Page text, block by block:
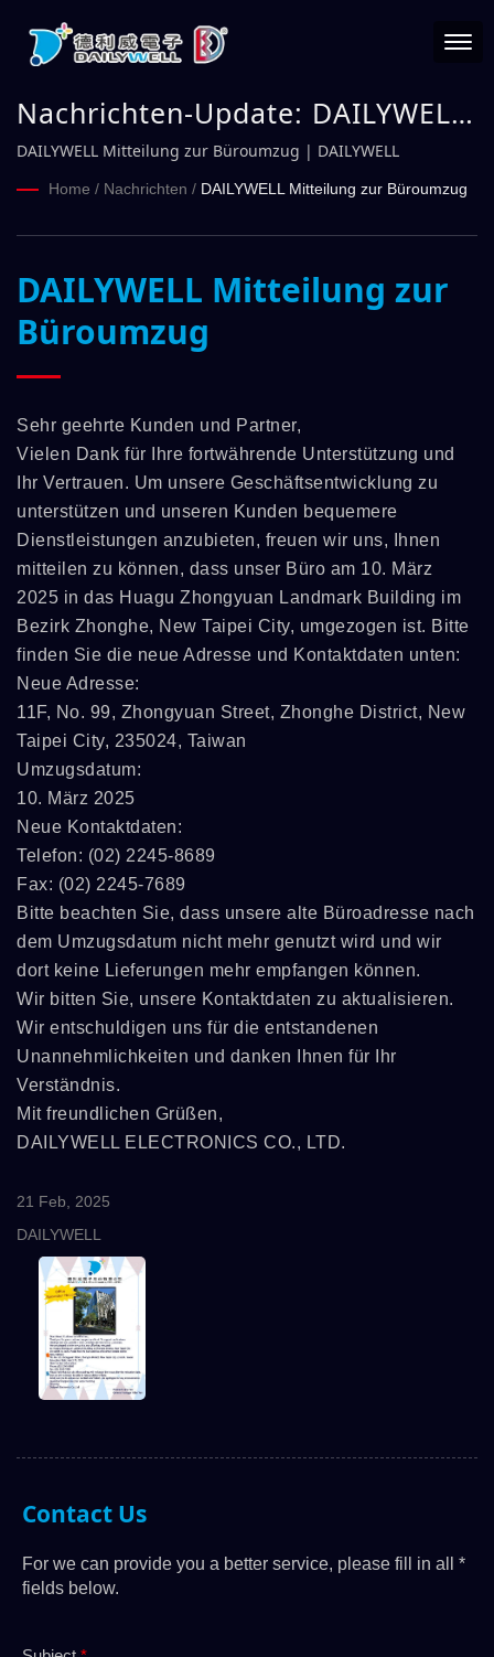
Nachrichten-Update: DAILYWELL
Mitteilung zur Büroumzug |
DAILYWELL
DAILYWELL Mitteilung zur Büroumzug | DAILYWELL
Home / Nachrichten / DAILYWELL Mitteilung zur Büroumzug
DAILYWELL Mitteilung zur
Büroumzug
Sehr geehrte Kunden und Partner,
Vielen Dank für Ihre fortwährende Unterstützung und
Ihr Vertrauen. Um unsere Geschäftsentwicklung zu
unterstützen und unseren Kunden bequemere
Dienstleistungen anzubieten, freuen wir uns, Ihnen
mitteilen zu können, dass unser Büro am 10. März
2025 in das Huagu Zhongyuan Landmark Building im
Bezirk Zhonghe, New Taipei City, umgezogen ist. Bitte
finden Sie die neue Adresse und Kontaktdaten unten:
Neue Adresse:
11F, No. 99, Zhongyuan Street, Zhonghe District, New
Taipei City, 235024, Taiwan
Umzugsdatum:
10. März 2025
Neue Kontaktdaten:
Telefon: (02) 2245-8689
Fax: (02) 2245-7689
Bitte beachten Sie, dass unsere alte Büroadresse nach
dem Umzugsdatum nicht mehr genutzt wird und wir
dort keine Lieferungen mehr empfangen können.
Wir bitten Sie, unsere Kontaktdaten zu aktualisieren.
Wir entschuldigen uns für die entstandenen
Unannehmlichkeiten und danken Ihnen für Ihr
Verständnis.
Mit freundlichen Grüßen,
DAILYWELL ELECTRONICS CO., LTD.
21 Feb, 2025
DAILYWELL